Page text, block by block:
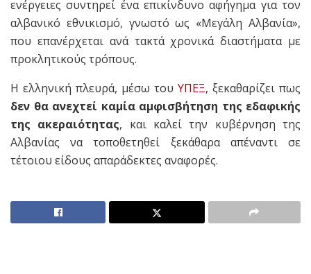
ενέργειες συντηρεί ένα επικίνδυνο αφήγημα για τον
αλβανικό εθνικισμό, γνωστό ως «Μεγάλη Αλβανία»,
που επανέρχεται ανά τακτά χρονικά διαστήματα με
προκλητικούς τρόπους.
Η ελληνική πλευρά, μέσω του ΥΠΕΞ, ξεκαθαρίζει πως
δεν θα ανεχτεί καμία αμφισβήτηση της εδαφικής
της ακεραιότητας, και καλεί την κυβέρνηση της
Αλβανίας να τοποθετηθεί ξεκάθαρα απέναντι σε
τέτοιου είδους απαράδεκτες αναφορές.